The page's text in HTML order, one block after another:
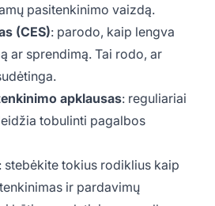
pasitenkinimo vaizdą.
(CES): parodo, kaip lengva
ar sprendimą. Tai rodo, ar
apklausas: reguliariai
tobulinti pagalbos
: stebėkite tokius rodiklius kaip
ir pardavimų